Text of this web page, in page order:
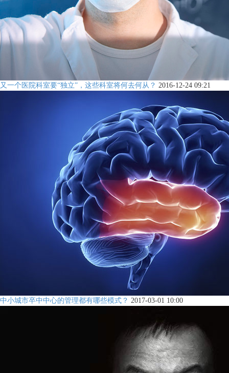
又一个医院科室要“独立”，这些科室将何去何从？ 2016-12-24 09:21
中小城市卒中中心的管理都有哪些模式？ 2017-03-01 10:00